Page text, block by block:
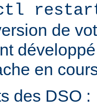
de
en
des DSO :